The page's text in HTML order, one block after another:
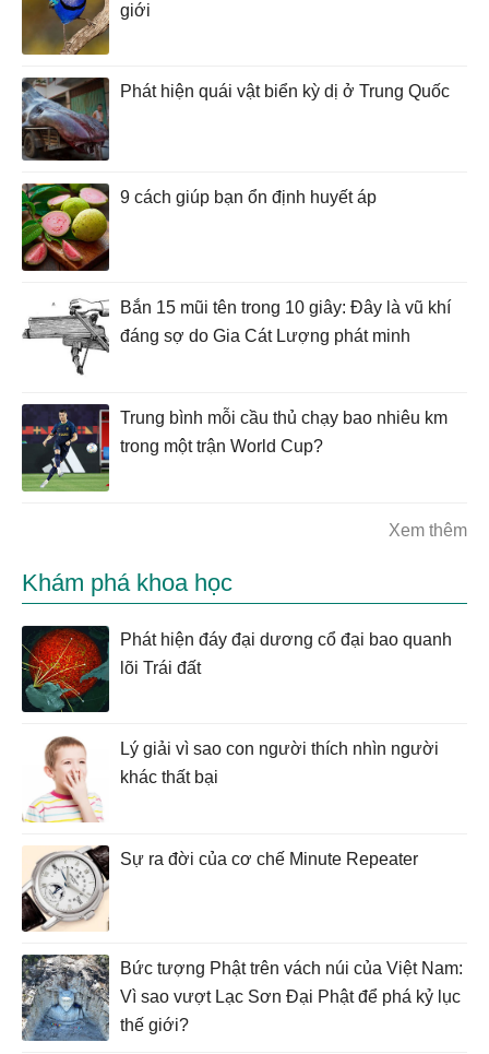
giới
Phát hiện quái vật biển kỳ dị ở Trung Quốc
9 cách giúp bạn ổn định huyết áp
Bắn 15 mũi tên trong 10 giây: Đây là vũ khí
đáng sợ do Gia Cát Lượng phát minh
Trung bình mỗi cầu thủ chạy bao nhiêu km
trong một trận World Cup?
Xem thêm
Khám phá khoa học
Phát hiện đáy đại dương cổ đại bao quanh
lõi Trái đất
Lý giải vì sao con người thích nhìn người
khác thất bại
Sự ra đời của cơ chế Minute Repeater
Bức tượng Phật trên vách núi của Việt Nam:
Vì sao vượt Lạc Sơn Đại Phật để phá kỷ lục
thế giới?